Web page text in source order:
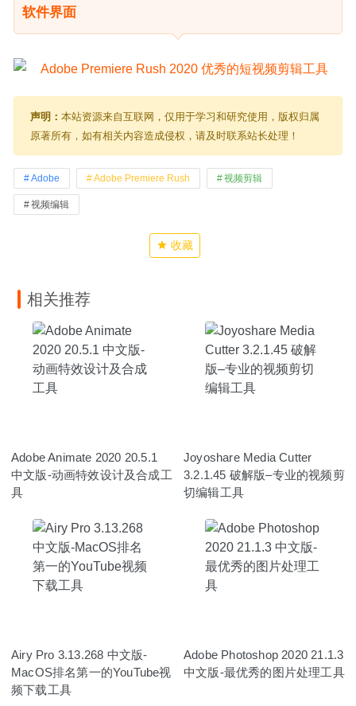
软件界面
声明： 本站资源来自互联网，仅用于学习和研究使用，版权归属
原著所有，如有相关内容造成侵权，请及时联系站长处理！
Adobe Adobe Premiere Rush 视频剪辑
视频编辑
收藏
相关推荐
Adobe Animate 2020 20.5.1
中文版-动画特效设计及合成工
具
Joyoshare Media Cutter
3.2.1.45 破解版–专业的视频剪
切编辑工具
Airy Pro 3.13.268 中文版-
MacOS排名第一的YouTube视
频下载工具
Adobe Photoshop 2020 21.1.3
中文版-最优秀的图片处理工具